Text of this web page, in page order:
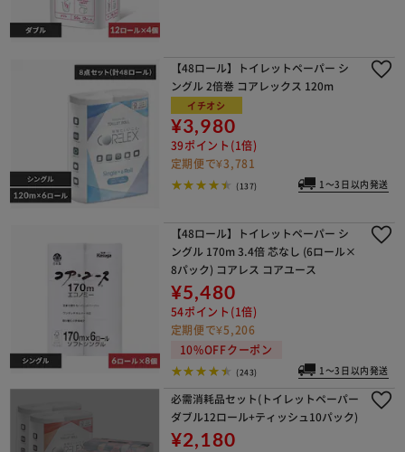
【48ロール】トイレットペーパー シ
ングル 2倍巻 コアレックス 120m
イチオシ
¥3,980
39ポイント(1倍)
定期便で¥3,781
(137) 1～3日以内発送
【48ロール】トイレットペーパー シ
ングル 170m 3.4倍 芯なし (6ロール×
8パック) コアレス コアユース
¥5,480
54ポイント(1倍)
定期便で¥5,206
10%OFFクーポン
(243) 1～3日以内発送
必需消耗品セット(トイレットペーパー
ダブル12ロール+ティッシュ10パック)
¥2,180